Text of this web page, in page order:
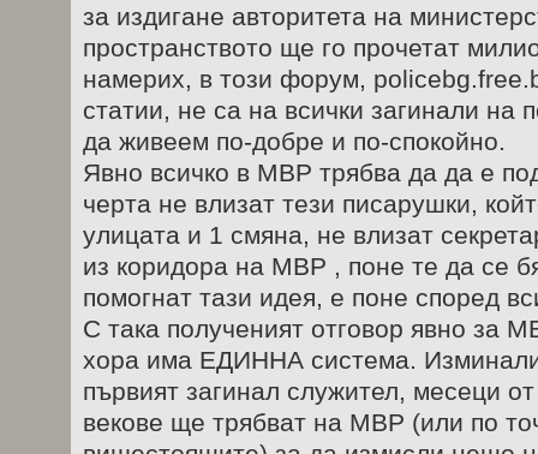
за издигане авторитета на
пространството ще го прочетат
намерих, в този форум,
статии, не са на всички загинали на
да живеем по-добре и по-спокойно.
Явно всичко в МВР трябва да да е
черта не влизат тези писарушки,
улицата и 1 смяна, не влизат
из коридора на МВР , поне те да се
помогнат тази идея, е поне според
С така полученият отговор явно за
хора има ЕДИННА система.
първият загинал служител, месеци
векове ще трябват на МВР (или по